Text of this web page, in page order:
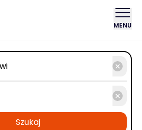
MENU
Szukaj